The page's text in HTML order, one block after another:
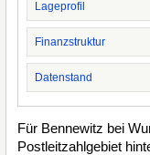
Lageprofil
Finanzstruktur
Datenstand
Für Bennewitz bei
Postleitzahlgebiet